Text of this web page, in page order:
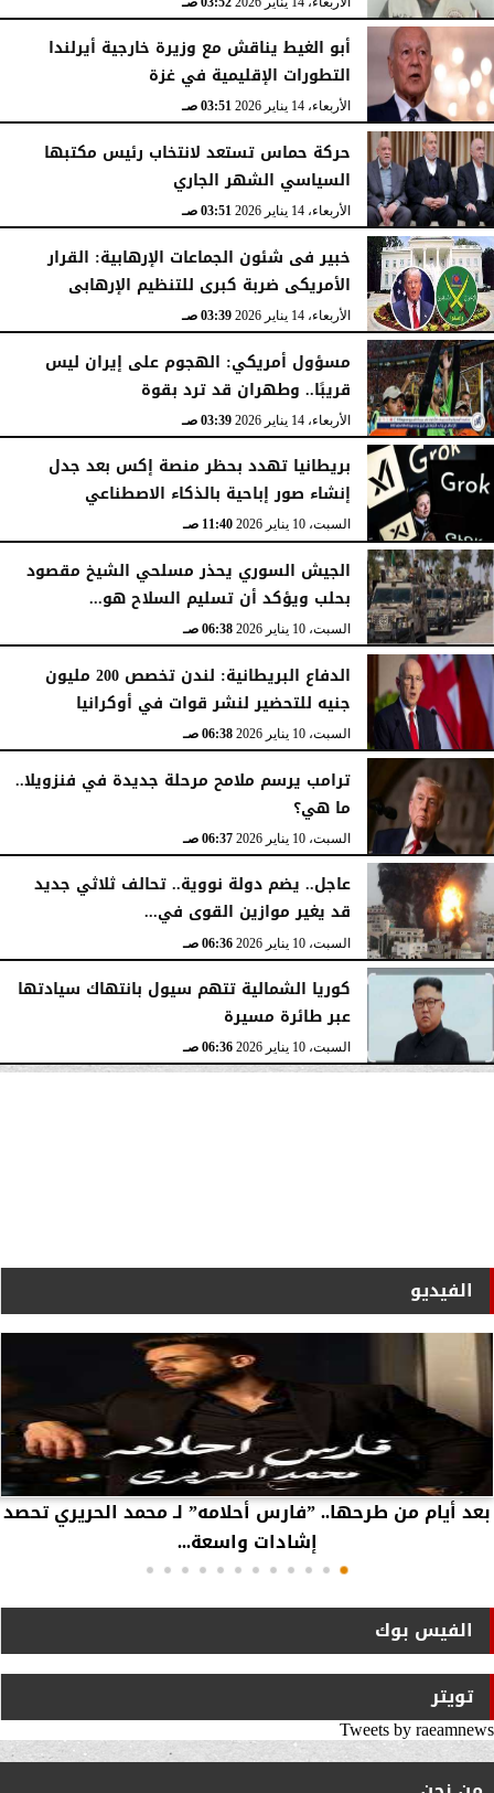
أبو الغيط يناقش مع وزيرة خارجية أيرلندا
التطورات الإقليمية في غزة
الأربعاء، 14 يناير 2026 03:51 صـ
حركة حماس تستعد لانتخاب رئيس مكتبها
السياسي الشهر الجاري
الأربعاء، 14 يناير 2026 03:51 صـ
خبير فى شئون الجماعات الإرهابية: القرار
الأمريكى ضربة كبرى للتنظيم الإرهابى
الأربعاء، 14 يناير 2026 03:39 صـ
مسؤول أمريكي: الهجوم على إيران ليس
قريبًا.. وطهران قد ترد بقوة
الأربعاء، 14 يناير 2026 03:39 صـ
بريطانيا تهدد بحظر منصة إكس بعد جدل
إنشاء صور إباحية بالذكاء الاصطناعي
السبت، 10 يناير 2026 11:40 صـ
الجيش السوري يحذر مسلحي الشيخ مقصود
بحلب ويؤكد أن تسليم السلاح هو...
السبت، 10 يناير 2026 06:38 صـ
الدفاع البريطانية: لندن تخصص 200 مليون
جنيه للتحضير لنشر قوات في أوكرانيا
السبت، 10 يناير 2026 06:38 صـ
ترامب يرسم ملامح مرحلة جديدة في فنزويلا..
ما هي؟
السبت، 10 يناير 2026 06:37 صـ
عاجل.. يضم دولة نووية.. تحالف ثلاثي جديد
قد يغير موازين القوى في...
السبت، 10 يناير 2026 06:36 صـ
كوريا الشمالية تتهم سيول بانتهاك سيادتها
عبر طائرة مسيرة
السبت، 10 يناير 2026 06:36 صـ
الفيديو
بعد أيام من طرحها.. ”فارس أحلامه” لـ محمد الحريري تحصد
إشادات واسعة...
الفيس بوك
تويتر
Tweets by raeamnews